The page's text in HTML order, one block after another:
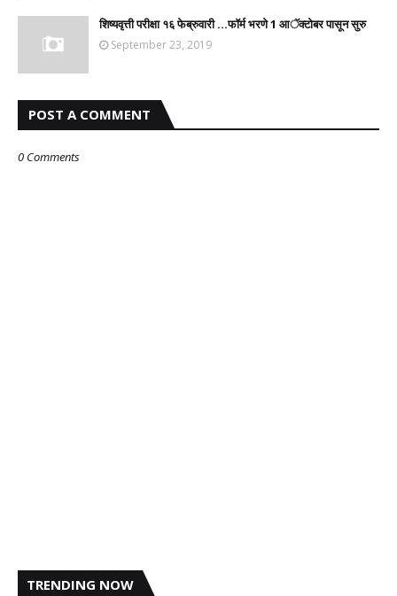
शिष्यवृत्ती परीक्षा १६ फेब्रुवारी ...फॉर्म भरणे 1 आॅक्टोबर पासून सुरु
September 23, 2019
POST A COMMENT
0 Comments
TRENDING NOW